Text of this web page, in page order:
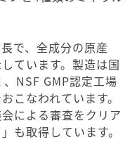
で、全成分の原産
ています。製造は国
NSF GMP認定工場
こなわれています。
による審査をクリア
も取得しています。